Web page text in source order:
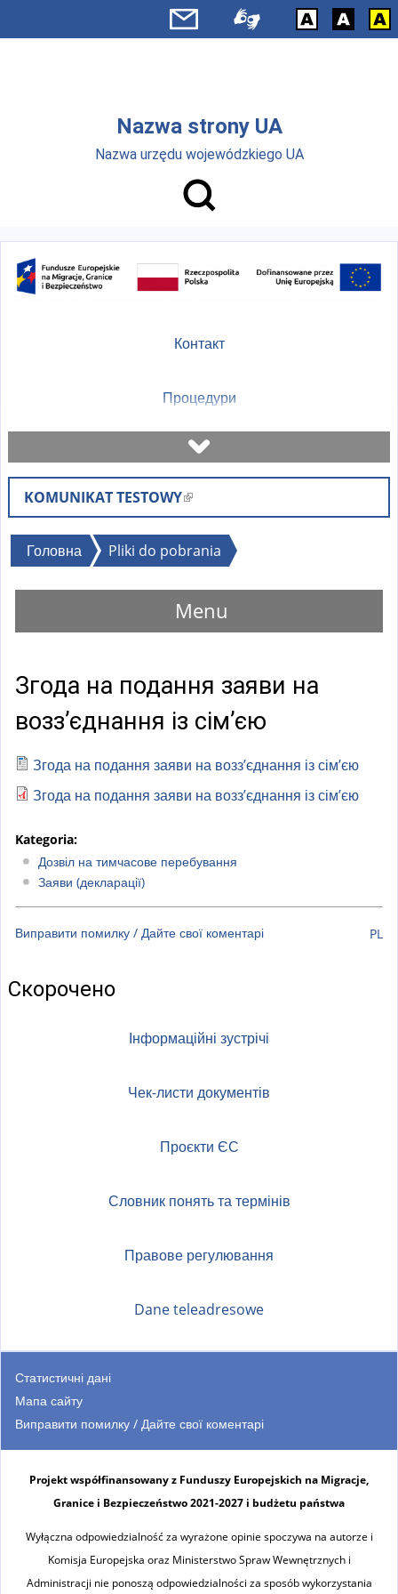
Перейти до основного вмісту
Nazwa strony UA
Nazwa urzędu wojewódzkiego UA
Контакт
Процедури
Записатися на візит
Перевірити стан справи
Бланки
Оплати
Пояснення
KOMUNIKAT TESTOWY(
l
i
n
k
i
s
x
e
n
a
ВиГоловна Pliki do pobrania
Menu
Згода на подання заяви на
возз’єднання із сім’єю
Згода на подання заяви на возз’єднання із сім’єю
Згода на подання заяви на возз’єднання із сім’єю
Kategoria:
Дозвіл на тимчасове перебування
Заяви (декларації)
Виправити помилку / Дайте свої коментарі PL
Скорочено
Інформаційні зустрічі
Чек-листи документів
Проєкти ЄС
Словник понять та термінів
Правове регулювання
Dane teleadresowe
Статистичні дані
Мапа сайту
Виправити помилку / Дайте свої коментарі
Projekt współfinansowany z Funduszy Europejskich na Migracje,
Granice i Bezpieczeństwo 2021-2027 i budżetu państwa
Wyłączna odpowiedzialność za wyrażone opinie spoczywa na autorze i
Komisja Europejska oraz Ministerstwo Spraw Wewnętrznych i
Administracji nie ponoszą odpowiedzialności za sposób wykorzystania